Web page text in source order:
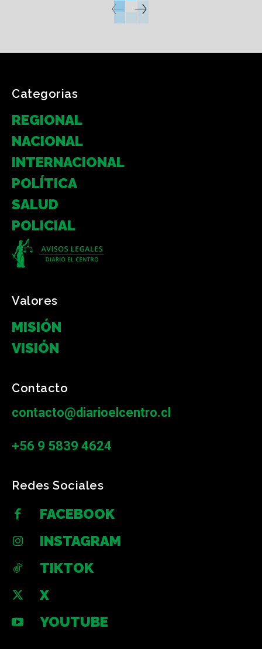
Categorias
REGIONAL
NACIONAL
INTERNACIONAL
POLÍTICA
SALUD
POLICIAL
Valores
MISIÓN
VISIÓN
Contacto
contacto@diarioelcentro.cl
+56 9 5839 4624
Redes Sociales
FACEBOOK
INSTAGRAM
TIKTOK
X
YOUTUBE